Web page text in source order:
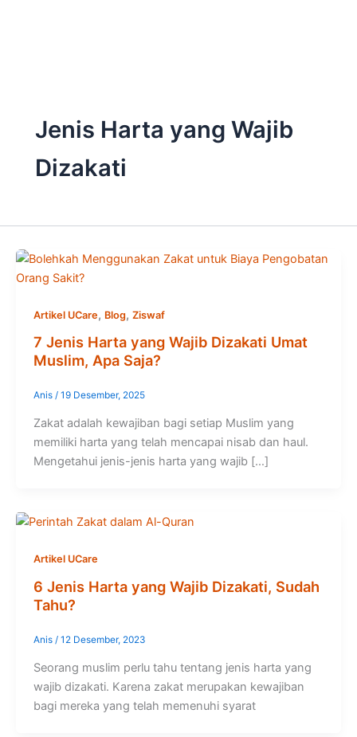
Jenis Harta yang Wajib
Dizakati
Artikel UCare, Blog, Ziswaf
7 Jenis Harta yang Wajib Dizakati Umat
Muslim, Apa Saja?
Anis / 19 Desember, 2025
Zakat adalah kewajiban bagi setiap Muslim yang
memiliki harta yang telah mencapai nisab dan haul.
Mengetahui jenis-jenis harta yang wajib […]
Artikel UCare
6 Jenis Harta yang Wajib Dizakati, Sudah
Tahu?
Anis / 12 Desember, 2023
Seorang muslim perlu tahu tentang jenis harta yang
wajib dizakati. Karena zakat merupakan kewajiban
bagi mereka yang telah memenuhi syarat